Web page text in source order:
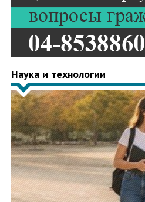
Наука и технологии